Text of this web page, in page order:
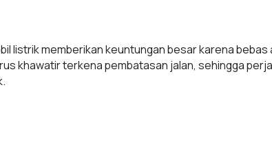
listrik memberikan keuntungan besar karena
khawatir terkena pembatasan jalan, sehingga